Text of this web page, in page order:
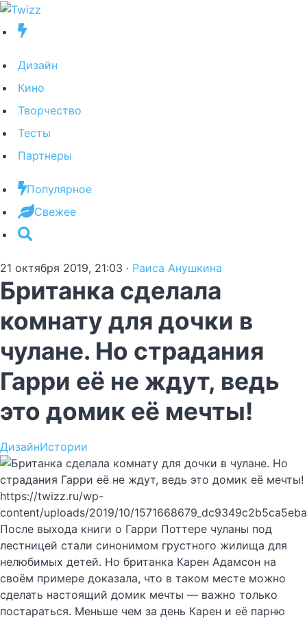
Дизайн
Кино
Творчество
Тесты
Партнеры
Популярное
Свежее
21 октября 2019, 21:03 · Раиса Анушкина
Британка сделала
комнату для дочки в
чулане. Но страдания
Гарри её не ждут, ведь
это домик её мечты!
ДизайнИстории
https://twizz.ru/wp-
content/uploads/2019/10/
После выхода книги о Гарри Поттере чуланы под
лестницей стали синонимом грустного жилища для
нелюбимых детей. Но британка Карен Адамсон на
своём примере доказала, что в таком месте можно
сделать настоящий домик мечты — важно только
постараться. Меньше чем за день Карен и её парню